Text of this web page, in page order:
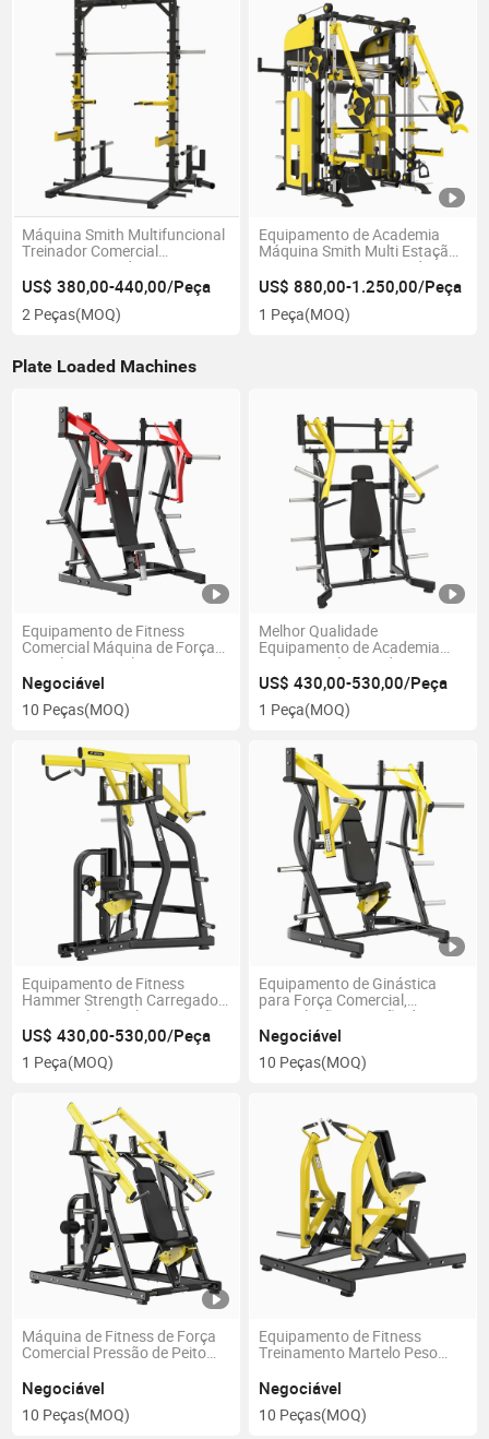
Máquina Smith Multifuncional
Treinador Comercial
Equipamentos de Fitness para
Academia em Casa
US$ 380,00-440,00/Peça
2 Peças(MOQ)
Equipamento de Academia
Máquina Smith Multi Estação
Equipamento para Academia
em Casa para Musculação
US$ 880,00-1.250,00/Peça
1 Peça(MOQ)
Plate Loaded Machines
Equipamento de Fitness
Comercial Máquina de Força
Exercício Muscular
Equipamento de Ginásio
Pressão de Peito Sentado
Negociável
10 Peças(MOQ)
Melhor Qualidade
Equipamento de Academia
Hammer Máquina de Força
Máquina de Pressão de Peito
Inclinado Hammer
US$ 430,00-530,00/Peça
1 Peça(MOQ)
Equipamento de Fitness
Hammer Strength Carregado
Comercial com Placas
Equipamento de Academia
Remada Alta ISO-Lateral
US$ 430,00-530,00/Peça
1 Peça(MOQ)
Equipamento de Ginástica
para Força Comercial,
Musculação, Pressão de Peito
Sentado
Negociável
10 Peças(MOQ)
Máquina de Fitness de Força
Comercial Pressão de Peito
Latíssimo
Negociável
10 Peças(MOQ)
Equipamento de Fitness
Treinamento Martelo Peso
Máquina Baixa
Negociável
10 Peças(MOQ)